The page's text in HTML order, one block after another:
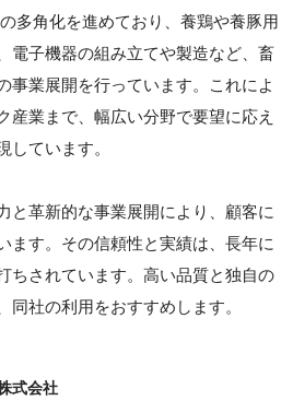
多角化を進めており、養鶏や養豚用
電子機器の組み立てや製造など、畜
事業展開を行っています。これによ
産業まで、幅広い分野で要望に応え
しています。
と革新的な事業展開により、顧客に
ます。その信頼性と実績は、長年に
ちされています。高い品質と独自の
同社の利用をおすすめします。
式会社